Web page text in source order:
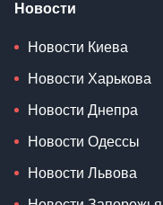
Новости
Новости Киева
Новости Харькова
Новости Днепра
Новости Одессы
Новости Львова